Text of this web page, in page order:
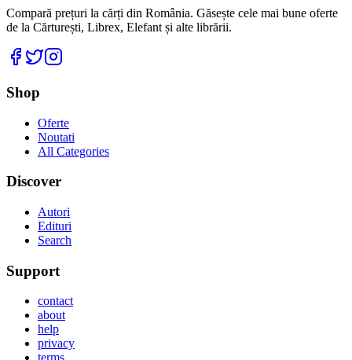
Compară prețuri la cărți din România. Găsește cele mai bune oferte
de la Cărturești, Librex, Elefant și alte librării.
Facebook
Twitter
Shop
Oferte
Noutati
All Categories
Discover
Autori
Edituri
Search
Support
contact
about
help
privacy